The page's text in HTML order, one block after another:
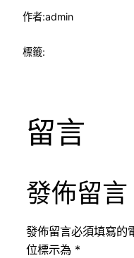
作者:admin
標籤:
留言
發佈留言
發佈留言必須填寫的
位標示為 *